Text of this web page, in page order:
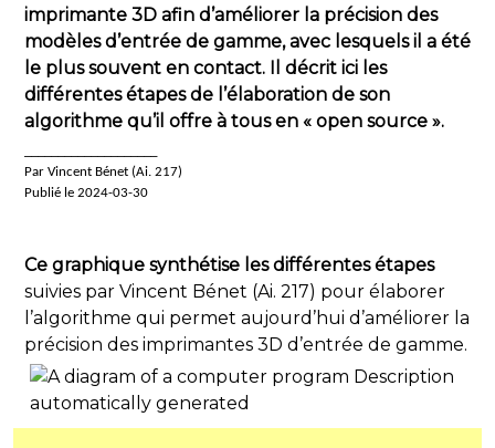
imprimante 3D afin d’améliorer la précision des
modèles d’entrée de gamme, avec lesquels il a été
le plus souvent en contact. Il décrit ici les
différentes étapes de l’élaboration de son
algorithme qu’il offre à tous en « open source ».
Par Vincent Bénet (Ai. 217)
Publié le 2024-03-30
Ce graphique synthétise les différentes étapes
suivies par Vincent Bénet (Ai. 217) pour élaborer
l’algorithme qui permet aujourd’hui d’améliorer la
précision des imprimantes 3D d’entrée de gamme.